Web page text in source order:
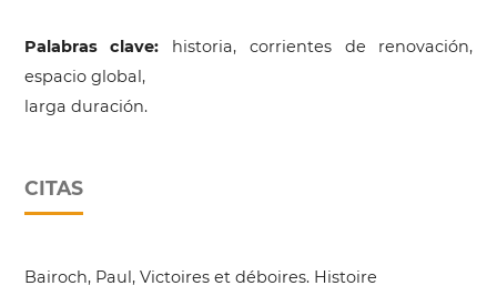
Palabras clave: historia, corrientes de renovación,
espacio global,
larga duración.
CITAS
Bairoch, Paul, Victoires et déboires. Histoire